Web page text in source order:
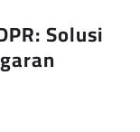
Solusi